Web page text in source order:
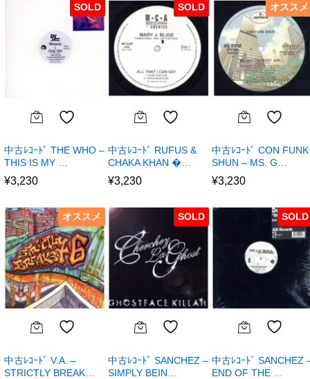
SOLD
中古ﾚｺｰﾄﾞ THE WHO –
THIS IS MY …
¥3,230
SOLD
中古ﾚｺｰﾄﾞ RUFUS &
CHAKA KHAN �…
¥3,230
オススメ
中古ﾚｺｰﾄﾞ CON FUNK
SHUN – MS. G…
¥3,230
オススメ
中古ﾚｺｰﾄﾞ V.A. –
STRICTLY BREAK…
SOLD
中古ﾚｺｰﾄﾞ SANCHEZ –
SIMPLY BEIN…
SOLD
中古ﾚｺｰﾄﾞ SANCHEZ
END OF THE …